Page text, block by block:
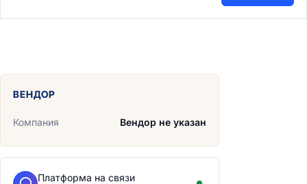
ВЕНДОР
Компания Вендор не указан
Платформа на связи